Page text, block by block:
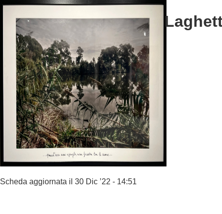
Scheda aggiornata il 30 Dic ’22 - 14:51